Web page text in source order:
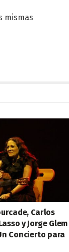
mismas
Carlos
y Jorge Glem
Concierto para